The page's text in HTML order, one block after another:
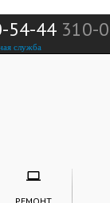
54-44 310-
служба